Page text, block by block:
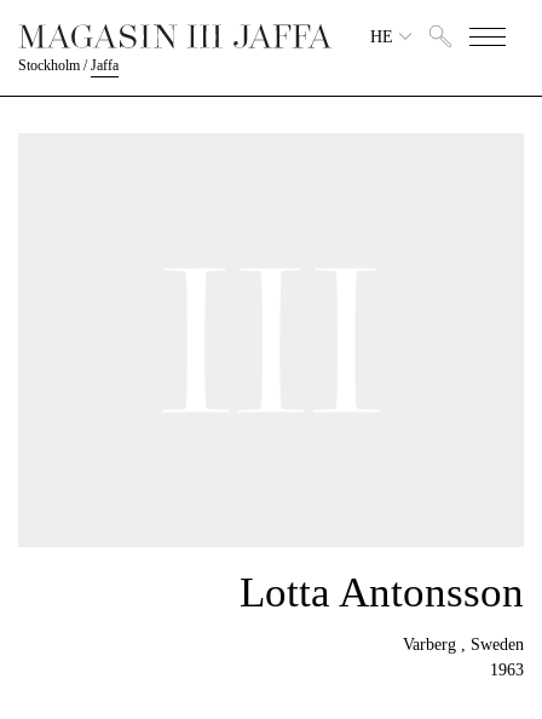
Stockholm /Jaffa
HE
Lotta Antonsson
Varberg , Sweden
1963